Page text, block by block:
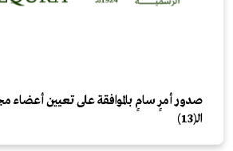
صدور أمرٍ سامٍ بالموافقة على تعيين أعضاء
الـ(13)